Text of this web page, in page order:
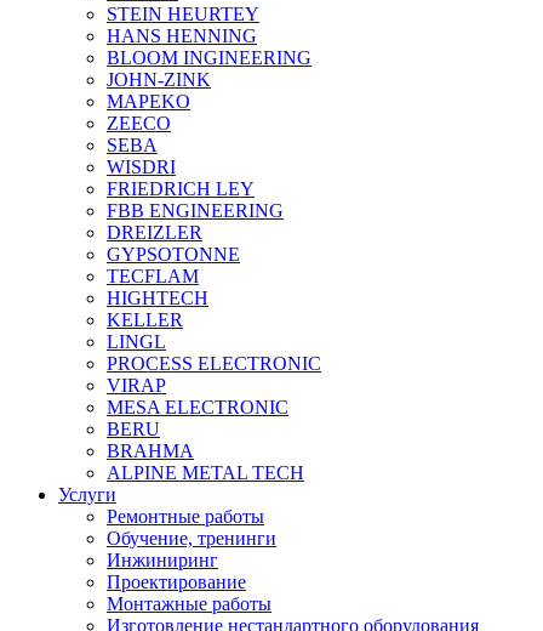
STEIN HEURTEY
HANS HENNING
BLOOM INGINEERING
JOHN-ZINK
MAPEKO
ZEECO
SEBA
WISDRI
FRIEDRICH LEY
FBB ENGINEERING
DREIZLER
GYPSOTONNE
TECFLAM
HIGHTECH
KELLER
LINGL
PROCESS ELECTRONIC
VIRAP
MESA ELECTRONIC
BERU
BRAHMA
ALPINE METAL TECH
Услуги
Ремонтные работы
Обучение, тренинги
Инжиниринг
Проектирование
Монтажные работы
Изготовление нестандартного оборудования